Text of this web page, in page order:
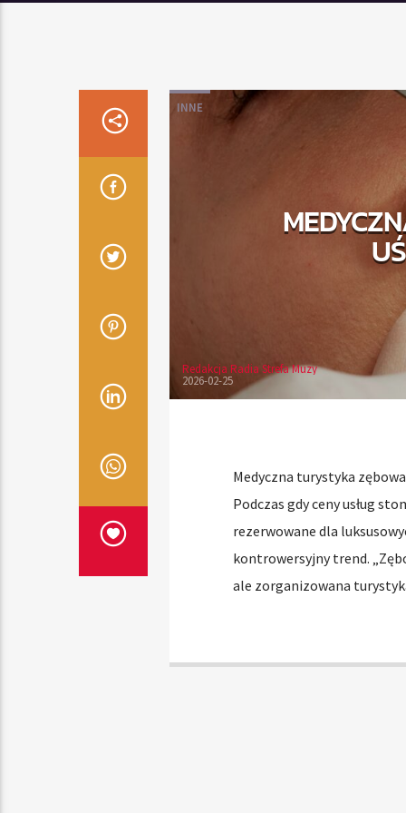
INNE
Redakcja Radia Strefa Muzy
2026-02-25
Medyczna turystyka
Podczas gdy ceny usług
rezerwowane dla
kontrowersyjny trend.
ale zorganizowana